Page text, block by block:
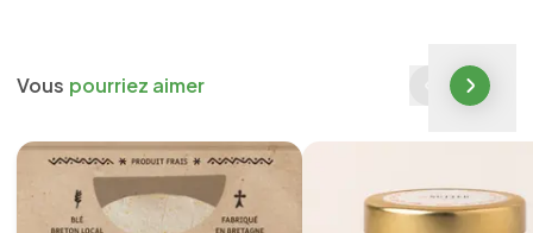
Vous pourriez aimer